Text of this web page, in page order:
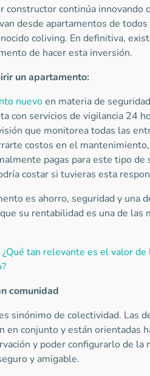
constructor continúa innovando
desde apartamentos de
coliving. En definitiva,
de hacer esta inversión.
un apartamento:
nuevoen materia de
con servicios de vigilancia 24
que monitorea todas las
costos en el
pagas para este tipo
costar si tuvieras esta
es ahorro, seguridad y una
su rentabilidad es una de las
¿Qué tan relevante es el valor
comunidad
sinónimo de colectividad. Las
en conjunto y están orientadas
y poder configurarlo de la
y amigable.